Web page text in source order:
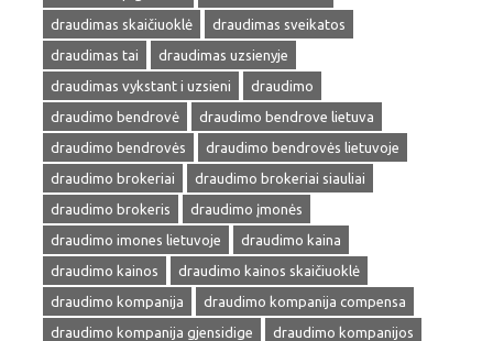
draudimas skaičiuoklė
draudimas sveikatos
draudimas tai
draudimas uzsienyje
draudimas vykstant i uzsieni
draudimo
draudimo bendrovė
draudimo bendrove lietuva
draudimo bendrovės
draudimo bendrovės lietuvoje
draudimo brokeriai
draudimo brokeriai siauliai
draudimo brokeris
draudimo įmonės
draudimo imones lietuvoje
draudimo kaina
draudimo kainos
draudimo kainos skaičiuoklė
draudimo kompanija
draudimo kompanija compensa
draudimo kompanija gjensidige
draudimo kompanijos